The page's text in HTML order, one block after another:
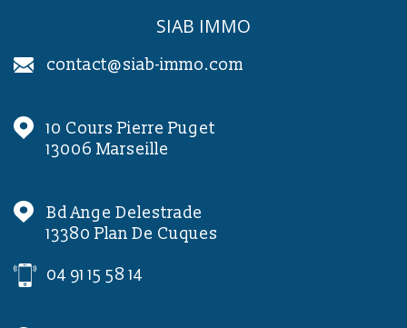
SIAB IMMO
contact@siab-immo.com
10 Cours Pierre Puget
13006
Marseille
Bd Ange Delestrade
13380
Plan De Cuques
04 91 15 58 14